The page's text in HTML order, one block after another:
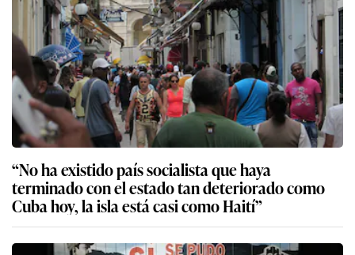
“No ha existido país socialista que haya
terminado con el estado tan deteriorado como
Cuba hoy, la isla está casi como Haití”